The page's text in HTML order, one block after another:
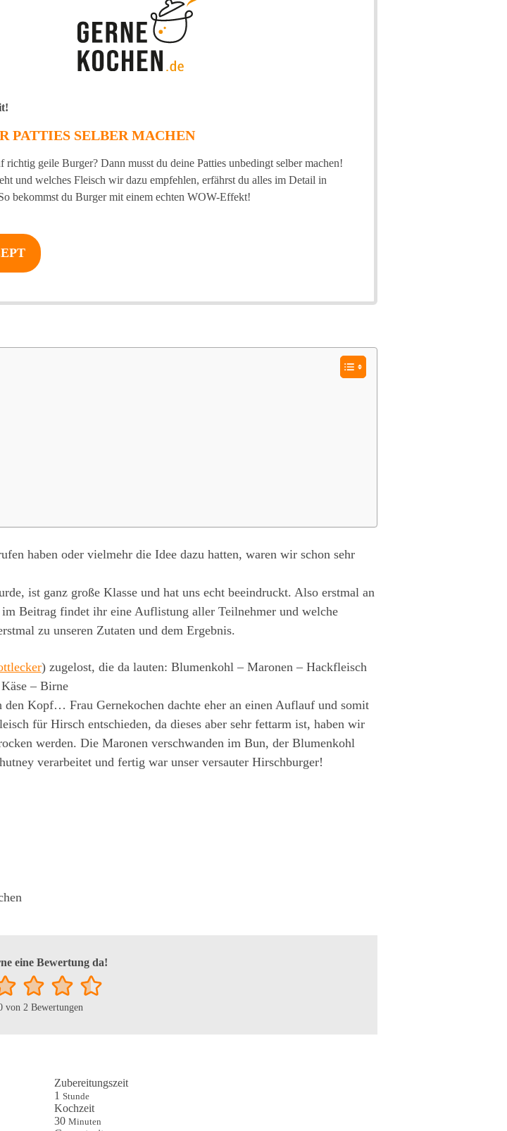
PATTIES SELBER MACHEN
richtig geile Burger? Dann musst du deine Patties unbedingt selber machen!
und welches Fleisch wir dazu empfehlen, erfährst du alles im Detail in
bekommst du Burger mit einem echten WOW-Effekt!
haben oder vielmehr die Idee dazu hatten, waren wir schon sehr
ist ganz große Klasse und hat uns echt beeindruckt. Also erstmal an
Beitrag findet ihr eine Auflistung aller Teilnehmer und welche
zu unseren Zutaten und dem Ergebnis.
) zugelost, die da lauten: Blumenkohl – Maronen – Hackfleisch
– Birne
Kopf… Frau Gernekochen dachte eher an einen Auflauf und somit
für Hirsch entschieden, da dieses aber sehr fettarm ist, haben wir
werden. Die Maronen verschwanden im Bun, der Blumenkohl
verarbeitet und fertig war unser versauter Hirschburger!
eine Bewertung da!
von 2Bewertungen
Zubereitungszeit
1 Stunde
Stunde
Kochzeit
30Minuten
Minuten